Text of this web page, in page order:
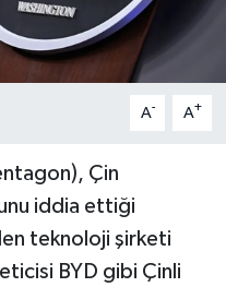
A- A+
Çin
iddia ettiği
teknoloji şirketi
BYD gibi Çinli